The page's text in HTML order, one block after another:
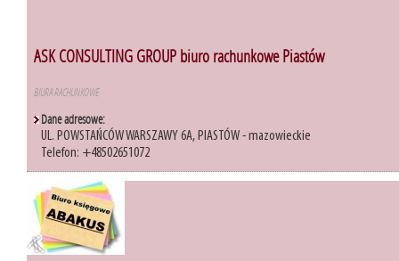
ASK CONSULTING GROUP biuro rachunkowe Piastów
BIURA RACHUNKOWE
Dane adresowe:
UL. POWSTAŃCÓW WARSZAWY 6A, PIASTÓW - mazowieckie
Telefon: +48502651072